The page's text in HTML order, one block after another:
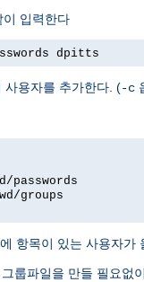
이 입력한다
dpitts
사용자를 추가한다. (-c
passwords
groups
항목이 있는 사용자가
룹파일을 만들 필요없